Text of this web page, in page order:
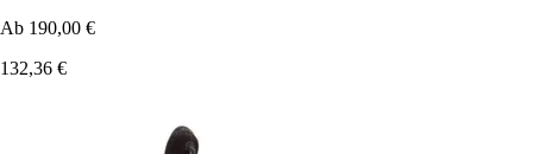
Ab 190,00 €
132,36 €